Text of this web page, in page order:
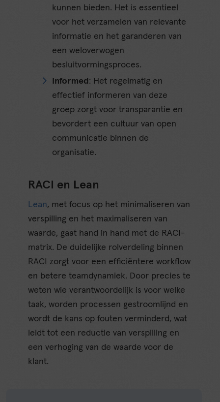
kunnen bieden. Het is essentieel
voor het verzamelen van relevante
informatie en het garanderen van
een weloverwogen
besluitvormingsproces.
Informed : Het regelmatig en
effectief informeren van deze
groep zorgt voor transparantie en
bevordert een cultuur van open
communicatie binnen de
organisatie.
RACI en Lean
Lean, met focus op het minimaliseren van
verspilling en het maximaliseren van
waarde, gaat hand in hand met de RACI-
matrix. De duidelijke rolverdeling binnen
RACI zorgt voor een efficiëntere workflow
en betere teamdynamiek. Door precies te
weten wie verantwoordelijk is voor welke
taak, worden processen gestroomlijnd en
wordt de kans op fouten verminderd, wat
leidt tot een reductie van verspilling en
een verhoging van de waarde voor de
klant.